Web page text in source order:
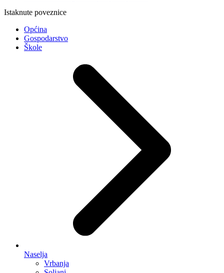
Istaknute poveznice
Općina
Gospodarstvo
Škole
Naselja
Vrbanja